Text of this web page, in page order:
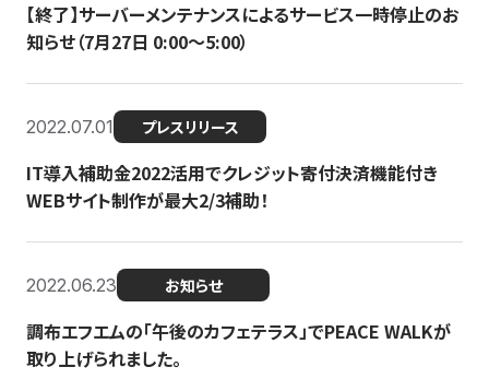
【終了】サーバーメンテナンスによるサービス一時停止のお
知らせ（7月27日 0:00〜5:00）
2022.07.01 プレスリリース
IT導入補助金2022活用でクレジット寄付決済機能付き
WEBサイト制作が最大2/3補助！
2022.06.23 お知らせ
調布エフエムの「午後のカフェテラス」でPEACE WALKが
取り上げられました。